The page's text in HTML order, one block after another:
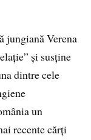
jungiană Verena
și susține
dintre cele
un
recente cărți